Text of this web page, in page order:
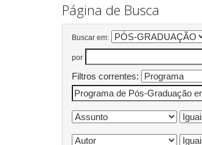
Página de Busca
Buscar em:
por
Filtros correntes: